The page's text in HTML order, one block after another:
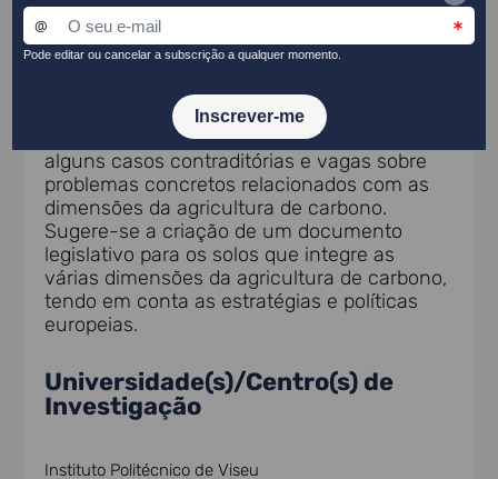
eficazmente as práticas de agricultura de
carbono. Portugal necessita de um sistema
ajustado e normalizado para monitorizar,
comunicar e verificar as características do
solo. A legislação e as políticas portuguesas
em matéria de solos são dispersas, em
alguns casos contraditórias e vagas sobre
problemas concretos relacionados com as
dimensões da agricultura de carbono.
Sugere-se a criação de um documento
legislativo para os solos que integre as
várias dimensões da agricultura de carbono,
tendo em conta as estratégias e políticas
europeias.
Universidade(s)/Centro(s) de
Investigação
Instituto Politécnico de Viseu